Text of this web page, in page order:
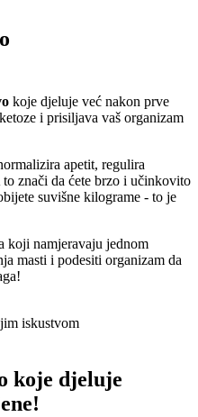
koje djeluje već nakon prve
i prisiljava vaš organizam
apetit, regulira
znači da ćete brzo i učinkovito
suvišne kilograme - to je
koji namjeravaju jednom
masti i podesiti organizam da
iskustvom
koje djeluje